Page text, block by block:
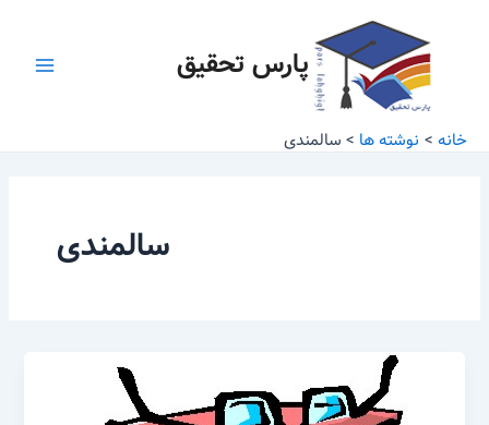
پارس تحقیق
خانه نوشته ها سالمندی
سالمندی